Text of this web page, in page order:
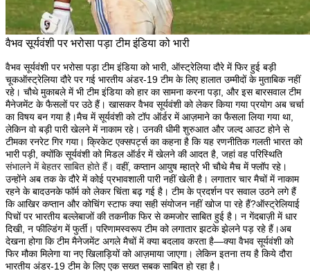
वैभव सूर्यवंशी पर भरोसा पड़ा टीम इंडिया को भारी
वैभव सूर्यवंशी पर भरोसा पड़ा टीम इंडिया को भारी, ऑस्ट्रेलिया दौरे में फिर हुई बड़ी
चूकऑस्ट्रेलिया दौरे पर गई भारतीय अंडर-19 टीम के लिए हालात उम्मीदों के मुताबिक नहीं
रहे। चौथे मुकाबले में भी टीम इंडिया को हार का सामना करना पड़ा, और इस बारसवाल टीम
मैनेजमेंट के फैसलों पर उठे हैं। खासकर वैभव सूर्यवंशी को लेकर किया गया प्रयोग अब चर्चा
का विषय बन गया है।मैच में सूर्यवंशी को टॉप ऑर्डर में आज़माने का फैसला लिया गया था,
लेकिन वो बड़ी पारी खेलने में नाकाम रहे। उनकी धीमी शुरुआत और जल्द आउट होने से
टीमका रनरेट गिर गया। क्रिकेट एक्सपर्ट्स का कहना है कि यह रणनीतिक गलती भारत को
भारी पड़ी, क्योंकि सूर्यवंशी को मिडल ऑर्डर में खेलने की आदत है, जहां वह परिस्थिति
संभालने में बेहतर साबित होते हैं। वहीं, कप्तान आयुष म्हात्रे भी चौथे मैच में फ्लॉप रहे।
उन्होंने अब तक के दौरे में कोई प्रभावशाली पारी नहीं खेली है। लगातार चार मैचों में नाकाम
रहने के बादउनके फॉर्म को लेकर चिंता बढ़ गई है। टीम के प्रदर्शन पर सवाल उठने लगे हैं
कि आखिर कप्तान और कोचिंग स्टाफ क्या सही संयोजन नहीं खोज पा रहे हैं?ऑस्ट्रेलियाई
पिचों पर भारतीय बल्लेबाजों की तकनीक फिर से कमजोर साबित हुई है। न गेंदबाज़ी में धार
दिखी, न फील्डिंग में फुर्ती। परिणामस्वरूप टीम को लगातार झटके झेलने पड़ रहे हैं।अब
देखना होगा कि टीम मैनेजमेंट अगले मैचों में क्या बदलाव करता है—क्या वैभव सूर्यवंशी को
फिर मौका मिलेगा या नए खिलाड़ियों को आज़माया जाएगा। लेकिन इतना तय है किये दौरा
भारतीय अंडर-19 टीम के लिए एक सख्त सबक साबित हो रहा है।